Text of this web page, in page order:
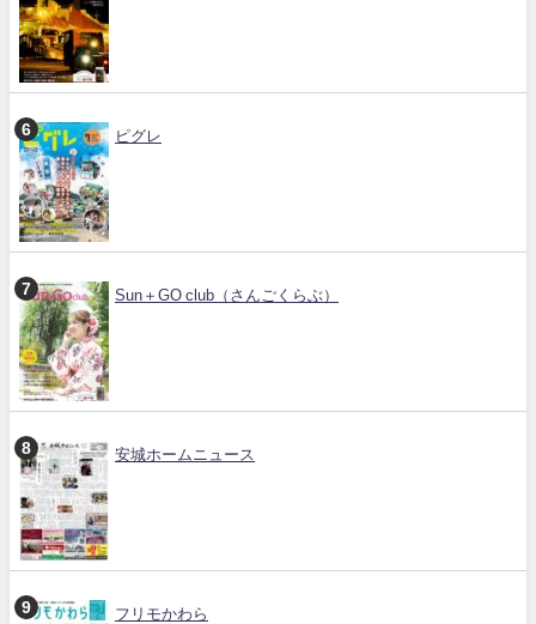
ピグレ
Sun＋GO club（さんごくらぶ）
安城ホームニュース
フリモかわら